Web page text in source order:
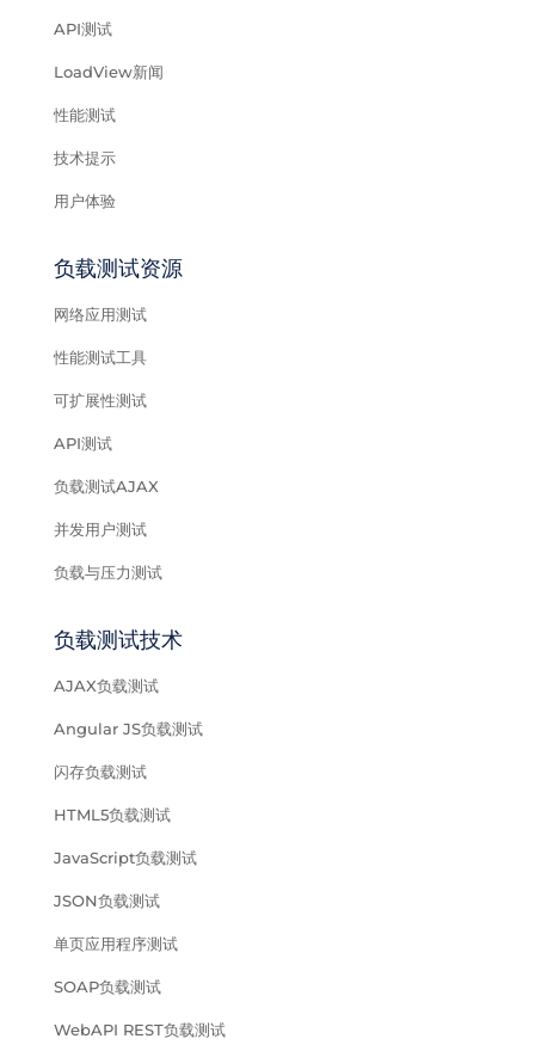
API测试
LoadView新闻
性能测试
技术提示
用户体验
负载测试资源
网络应用测试
性能测试工具
可扩展性测试
API测试
负载测试AJAX
并发用户测试
负载与压力测试
负载测试技术
AJAX负载测试
Angular JS负载测试
闪存负载测试
HTML5负载测试
JavaScript负载测试
JSON负载测试
单页应用程序测试
SOAP负载测试
WebAPI REST负载测试